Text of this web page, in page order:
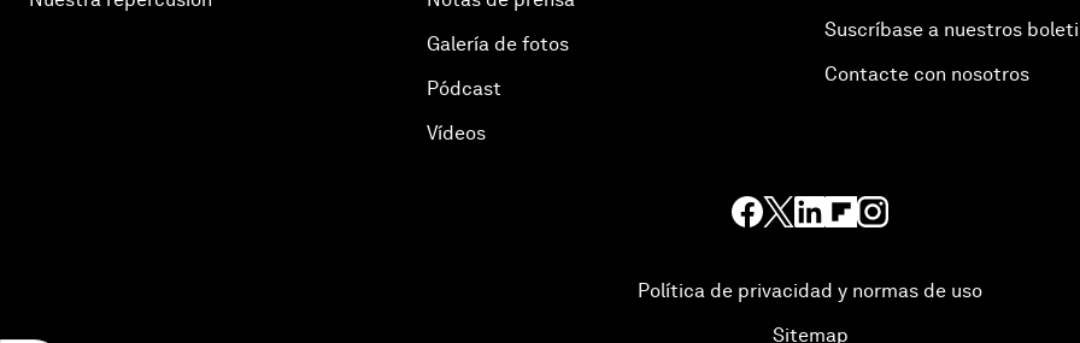
Galería de fotos
Pódcast
Vídeos
Suscríbase a nuestros
Contacte con nosotros
Política de privacidad y normas de uso
Sitemap